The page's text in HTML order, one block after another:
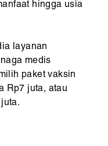
hingga usia
layanan
medis
paket vaksin
Rp7 juta, atau